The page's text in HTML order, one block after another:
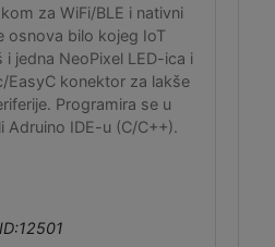
za WiFi/BLE i nativni
osnova bilo kojeg IoT
i jedna NeoPixel LED-ica i
EasyC konektor za lakše
Programira se u
Adruino IDE-u (C/C++).
ID:12501